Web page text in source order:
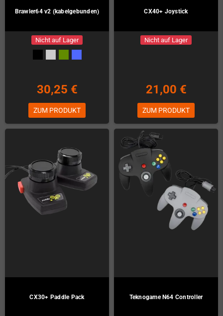
Brawler64 v2 (kabelgebunden)
Nicht auf Lager
30,25 €
ZUM PRODUKT
CX40+ Joystick
Nicht auf Lager
21,00 €
ZUM PRODUKT
CX30+ Paddle Pack Teknogame N64 Controller